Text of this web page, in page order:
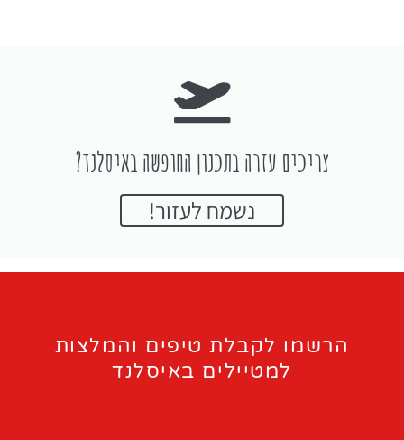
צריכים עזרה בתכנון החופשה באיסלנד?
נשמח לעזור!
הרשמו לקבלת טיפים והמלצות
למטיילים באיסלנד